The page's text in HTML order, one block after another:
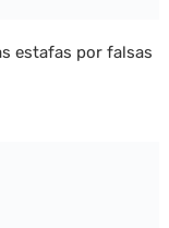
estafas por falsas